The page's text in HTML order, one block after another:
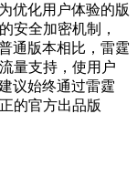
优化用户体验的版
安全加密机制，
通版本相比，雷霆
量支持，使用户
议始终通过雷霆
的官方出品版